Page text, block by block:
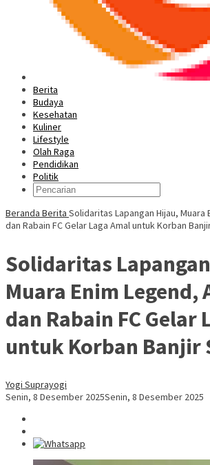
Berita
Budaya
Kesehatan
Kuliner
Lifestyle
Olah Raga
Pendidikan
Politik
Beranda Berita Solidaritas Lapangan Hijau, Muara
dan Rabain FC Gelar Laga Amal untuk Korban
Solidaritas
Muara Enim Legend,
dan Rabain FC Gelar
untuk Korban Banjir
Yogi Suprayogi
Senin, 8 Desember 2025Senin, 8 Desember 2025